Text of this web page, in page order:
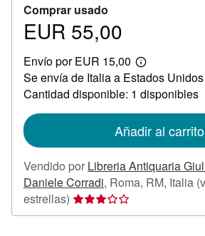
Comprar usado
Precio
55,00
EUR 55,00
Envío por EUR 15,00
Más
información
sobre
las
envío
Se envía de Italia a Estados
Cantidad disponible: 1 disponibles
Añadir al carrito
Vendido por Libreria Antiquaria
Daniele Corradi, Roma, RM, Italia
estrellas) Calificación
del